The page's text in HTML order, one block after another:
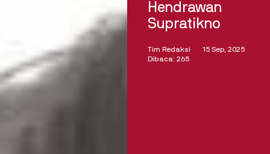
Hendrawan
Supratikno
Tim Redaksi
15 Sep, 2025
Dibaca: 265